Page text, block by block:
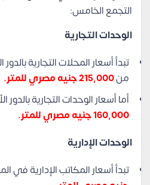
التجمع الخامس:
الوحدات التجارية
تبدأ أسعار المحلات التجارية
من215,000 جنيه مصري للمتر.
أما أسعار الوحدات التجارية
160,000 جنيه مصري للمتر.
الوحدات الإدارية
تبدأ أسعار المكاتب الإدارية في